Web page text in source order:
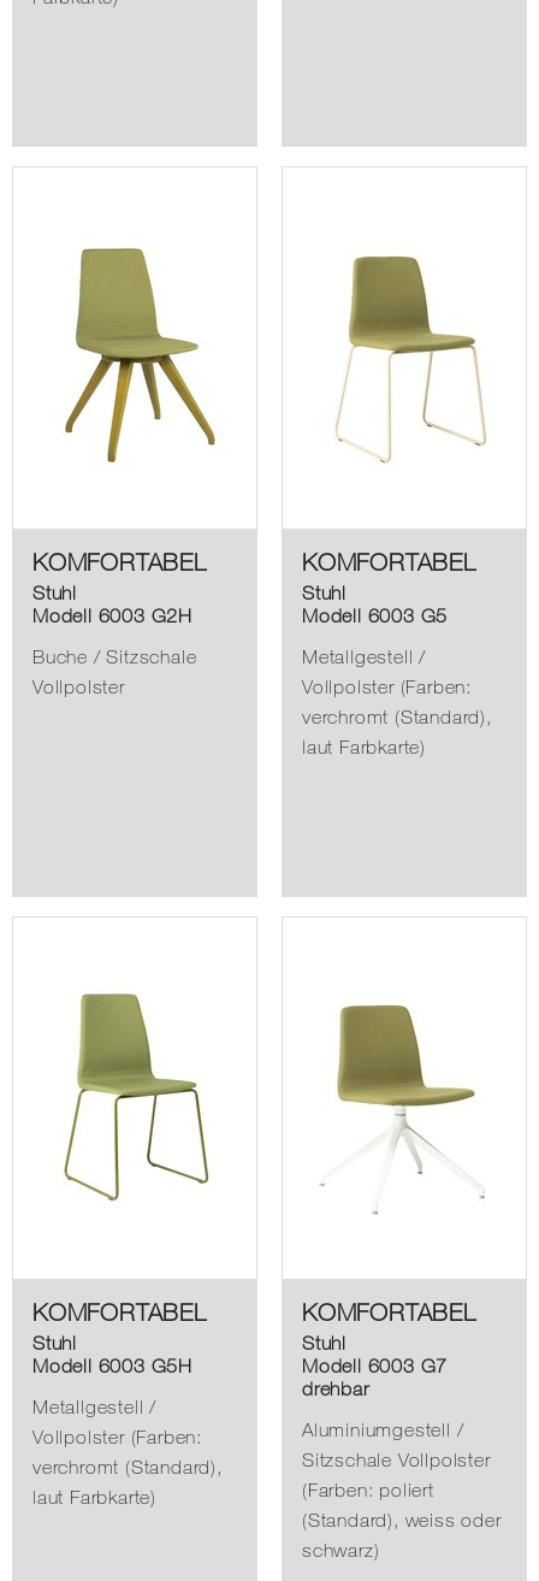
KOMFORTABEL
Stuhl
Modell 6003 G2H
Buche / Sitzschale
Vollpolster
KOMFORTABEL
Stuhl
Modell 6003 G5
Metallgestell /
Vollpolster (Farben:
verchromt (Standard),
laut Farbkarte)
KOMFORTABEL
Stuhl
Modell 6003 G5H
Metallgestell /
Vollpolster (Farben:
verchromt (Standard),
laut Farbkarte)
KOMFORTABEL
Stuhl
Modell 6003 G7
drehbar
Aluminiumgestell /
Sitzschale Vollpolster
(Farben: poliert
(Standard), weiss oder
schwarz)